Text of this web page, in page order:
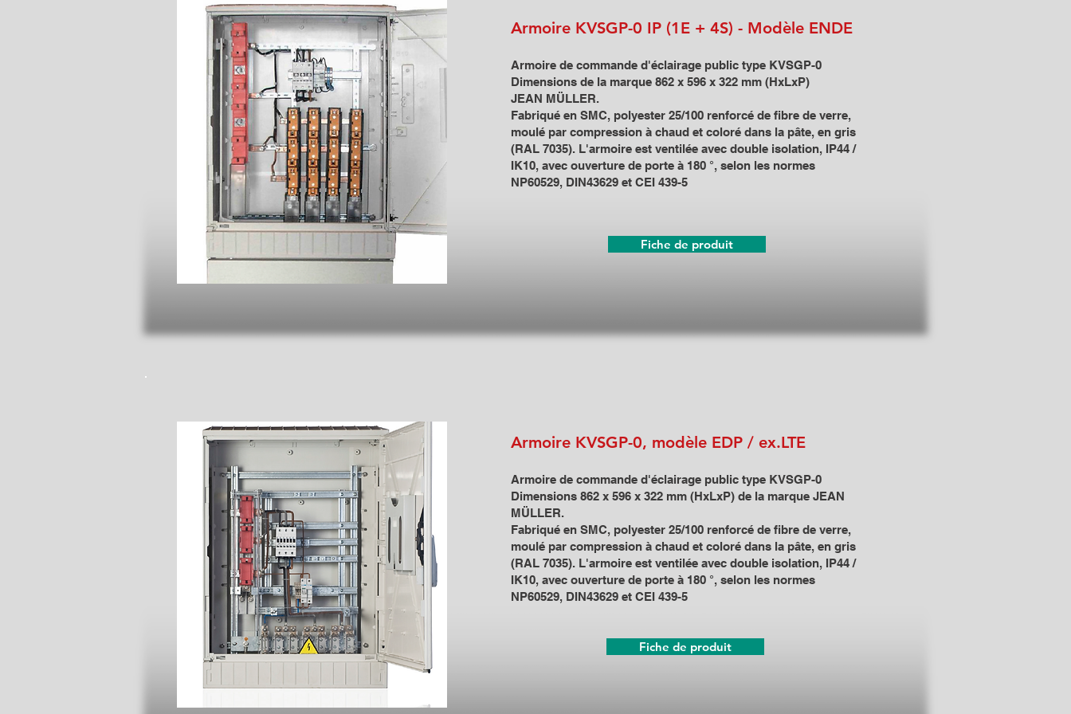
Armoire KVSGP-0 IP (1E + 4S) - Modèle ENDE
Armoire de commande d'éclairage public type KVSGP-0
Dimensions de la marque 862 x 596 x 322 mm (HxLxP)
JEAN MÜLLER.
Fabriqué en SMC, polyester 25/100 renforcé de fibre de verre,
moulé par compression à chaud et coloré dans la pâte, en gris
(RAL 7035). L'armoire est ventilée avec double isolation, IP44 /
IK10, avec ouverture de porte à 180 °, selon les normes
NP60529, DIN43629 et CEI 439-5
Fiche de produit
Armoire KVSGP-0, modèle EDP / ex.LTE
Armoire de commande d'éclairage public type KVSGP-0
Dimensions 862 x 596 x 322 mm (HxLxP) de la marque JEAN
MÜLLER.
Fabriqué en SMC, polyester 25/100 renforcé de fibre de verre,
moulé par compression à chaud et coloré dans la pâte, en gris
(RAL 7035). L'armoire est ventilée avec double isolation, IP44 /
IK10, avec ouverture de porte à 180 °, selon les normes
NP60529, DIN43629 et CEI 439-5
Fiche de produit